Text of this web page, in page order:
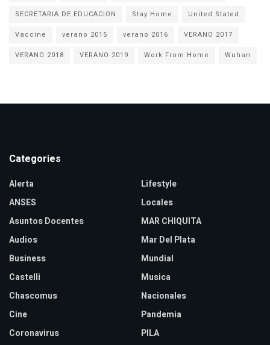
SECRETARIA DE EDUCACION
Stay Home
United Stated
Vaccine
verano 2015 verano 2016
VERANO 2017
VERANO 2018
VERANO 2019 Work From Home Wuhan
Categories
Alerta
ANSES
Asuntos Docentes
Audios
Business
Castelli
Chascomus
Cine
Coronavirus
Lifestyle
Locales
MAR CHIQUITA
Mar Del Plata
Mundial
Musica
Nacionales
Pandemia
PILA